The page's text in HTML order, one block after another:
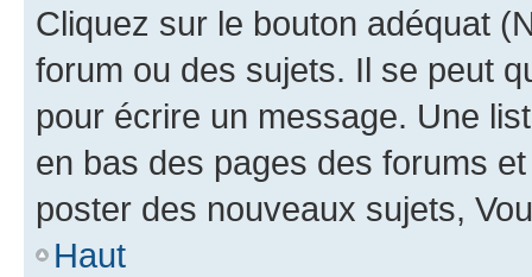
Cliquez sur le bouton adéquat
forum ou des sujets. Il se peut
pour écrire un message. Une
en bas des pages des forums
poster des nouveaux sujets,
Haut